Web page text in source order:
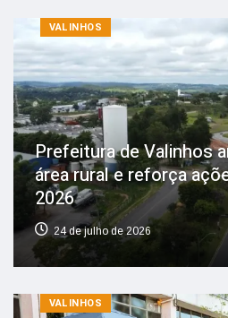
VALINHOS
Prefeitura de Valinhos
área rural e reforça
2026
24 de julho de 2026
VALINHOS